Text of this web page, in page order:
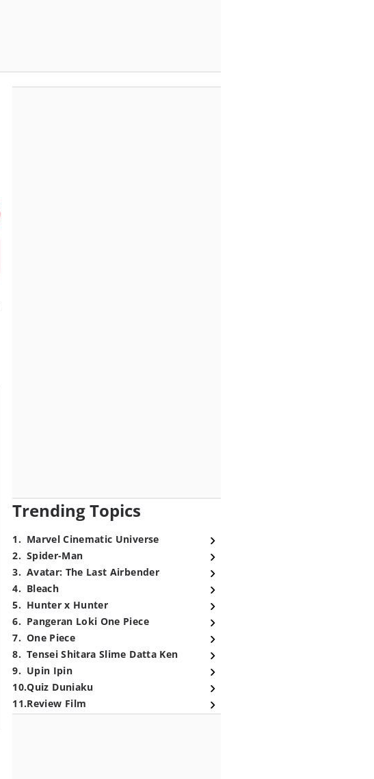
Trending Topics
1. Marvel Cinematic Universe
2. Spider-Man
3. Avatar: The Last Airbender
4. Bleach
5. Hunter x Hunter
6. Pangeran Loki One Piece
7. One Piece
8. Tensei Shitara Slime Datta Ken
9. Upin Ipin
10.Quiz Duniaku
11.Review Film